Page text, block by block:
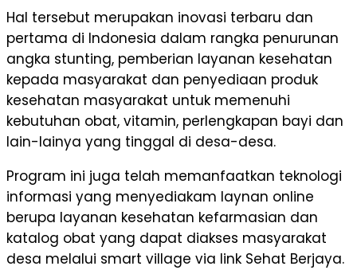
Hal tersebut merupakan inovasi terbaru dan
pertama di Indonesia dalam rangka penurunan
angka stunting, pemberian layanan kesehatan
kepada masyarakat dan penyediaan produk
kesehatan masyarakat untuk memenuhi
kebutuhan obat, vitamin, perlengkapan bayi dan
lain-lainya yang tinggal di desa-desa.
Program ini juga telah memanfaatkan teknologi
informasi yang menyediakam laynan online
berupa layanan kesehatan kefarmasian dan
katalog obat yang dapat diakses masyarakat
desa melalui smart village via link Sehat Berjaya.